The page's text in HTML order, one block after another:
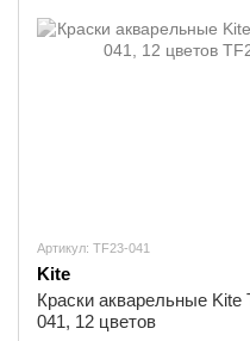
Артикул: TF23-041
Kite
Краски акварельные Kite
041, 12 цветов